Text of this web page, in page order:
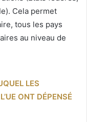
Cela permet
tous les pays
au niveau de
LES
ONT DÉPENSÉ